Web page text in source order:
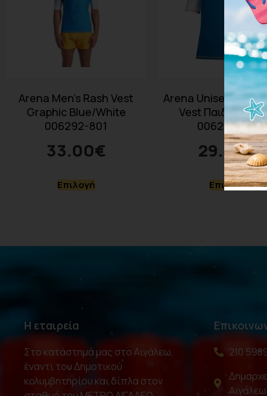
Arena Men’s Rash Vest
Graphic Blue/White
006292-801
33.00€
Επιλογή
Arena Unisex Junior
Vest Παιδικό
006295-801
29.00€
Επιλογή
Η εταιρεία
Στο κατάστημά μας στο Αιγάλεω,
έναντι του Δημοτικού
κολυμβητηρίου και δίπλα στον
210
Αιγάλεω